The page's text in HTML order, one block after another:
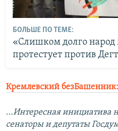
БОЛЬШЕ ПО ТЕМЕ:
«Слишком долго народ
протестует против
Кремлевский безБашенник:
...Интересная инициатива
сенаторы и депутаты